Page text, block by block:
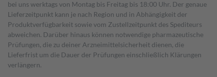
bei uns werktags von Montag bis Freitag bis 18:00 Uhr. Der genaue
Lieferzeitpunkt kann je nach Region und in Abhängigkeit der
Produktverfügbarkeit sowie vom Zustellzeitpunkt des Spediteurs
abweichen. Darüber hinaus können notwendige pharmazeutische
Prüfungen, die zu deiner Arzneimittelsicherheit dienen, die
Lieferfrist um die Dauer der Prüfungen einschließlich Klärungen
verlängern.